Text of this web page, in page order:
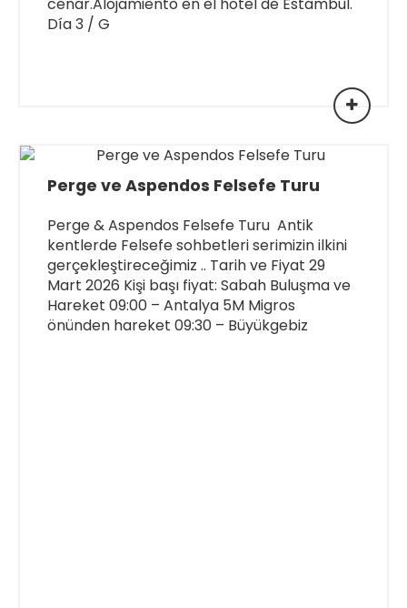
cenar.Alojamiento en el hotel de Estambul.
Día 3 / G
Perge ve Aspendos Felsefe Turu
Perge & Aspendos Felsefe Turu Antik
kentlerde Felsefe sohbetleri serimizin ilkini
gerçekleştireceğimiz .. Tarih ve Fiyat 29
Mart 2026 Kişi başı fiyat: Sabah Buluşma ve
Hareket 09:00 – Antalya 5M Migros
önünden hareket 09:30 – Büyükgebiz